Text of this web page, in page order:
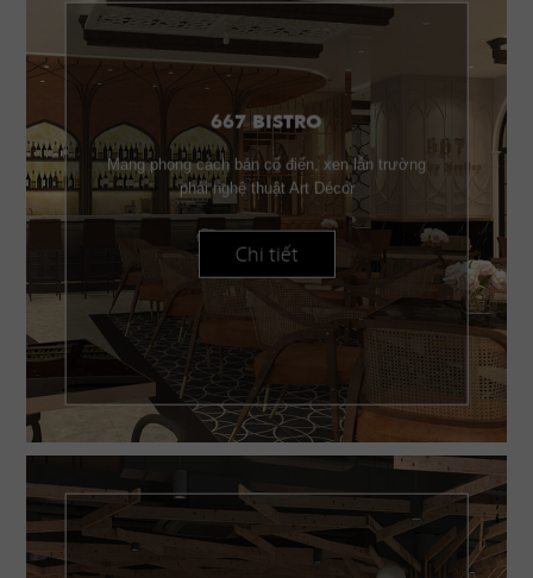
667 BISTRO
Mang phong cách bán cổ điển, xen lẫn trường
phái nghệ thuật Art Décor
Chi tiết